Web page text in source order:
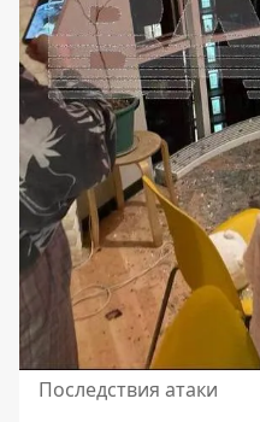
Последствия атаки